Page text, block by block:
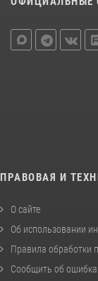
ПРАВОВАЯ И
О сайте
Об использовании
Правила обработки
Сообщить об